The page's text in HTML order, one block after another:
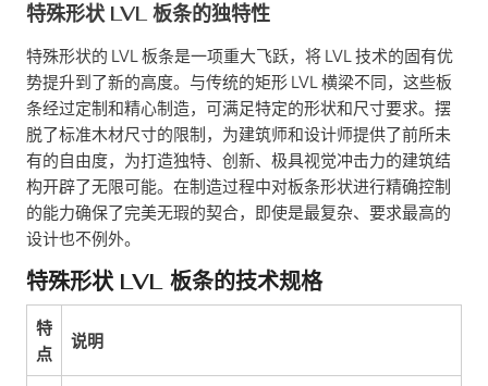
特殊形状 LVL 板条的独特性
特殊形状的 LVL 板条是一项重大飞跃，将 LVL 技术的固有优
势提升到了新的高度。与传统的矩形 LVL 横梁不同，这些板
条经过定制和精心制造，可满足特定的形状和尺寸要求。摆
脱了标准木材尺寸的限制，为建筑师和设计师提供了前所未
有的自由度，为打造独特、创新、极具视觉冲击力的建筑结
构开辟了无限可能。在制造过程中对板条形状进行精确控制
的能力确保了完美无瑕的契合，即使是最复杂、要求最高的
设计也不例外。
特殊形状 LVL 板条的技术规格
特
点
说明